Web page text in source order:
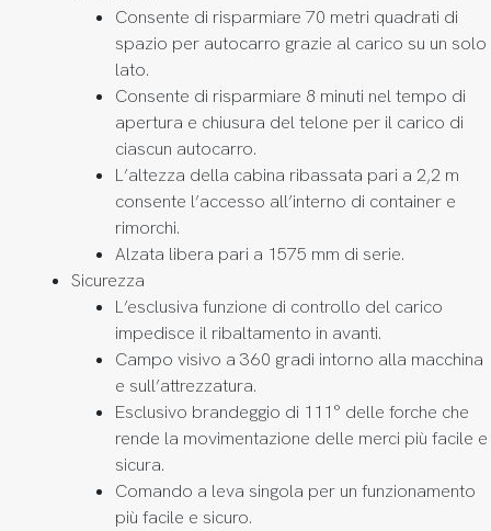
Consente di risparmiare 70 metri quadrati di
spazio per autocarro grazie al carico su un solo
lato.
Consente di risparmiare 8 minuti nel tempo di
apertura e chiusura del telone per il carico di
ciascun autocarro.
L’altezza della cabina ribassata pari a 2,2 m
consente l’accesso all’interno di container e
rimorchi.
Alzata libera pari a 1575 mm di serie.
Sicurezza
L’esclusiva funzione di controllo del carico
impedisce il ribaltamento in avanti.
Campo visivo a 360 gradi intorno alla macchina
e sull’attrezzatura.
Esclusivo brandeggio di 111° delle forche che
rende la movimentazione delle merci più facile e
sicura.
Comando a leva singola per un funzionamento
più facile e sicuro.